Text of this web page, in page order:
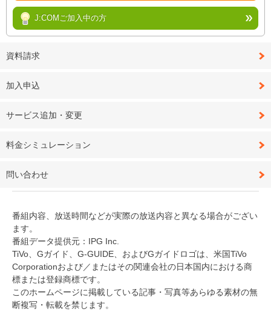
J:COMご加入中の方
資料請求
加入申込
サービス追加・変更
料金シミュレーション
問い合わせ
番組内容、放送時間などが実際の放送内容と異なる場合がござい
ます。
番組データ提供元：IPG Inc.
TiVo、Gガイド、G-GUIDE、およびGガイドロゴは、米国TiVo
Corporationおよび／またはその関連会社の日本国内における商
標または登録商標です。
このホームページに掲載している記事・写真等あらゆる素材の無
断複写・転載を禁じます。